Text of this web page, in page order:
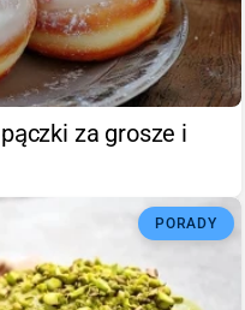
za grosze i
PORADY